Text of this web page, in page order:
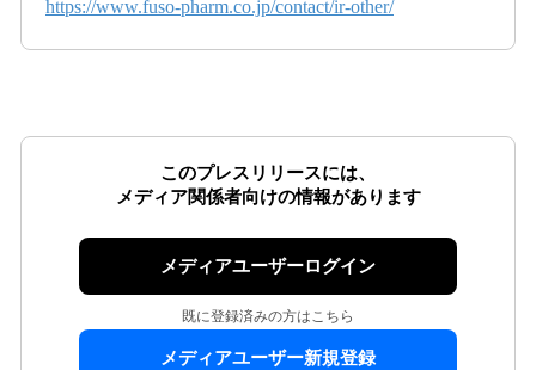
https://www.fuso-pharm.co.jp/contact/ir-other/
このプレスリリースには、
メディア関係者向けの情報があります
メディアユーザーログイン
既に登録済みの方はこちら
メディアユーザー新規登録